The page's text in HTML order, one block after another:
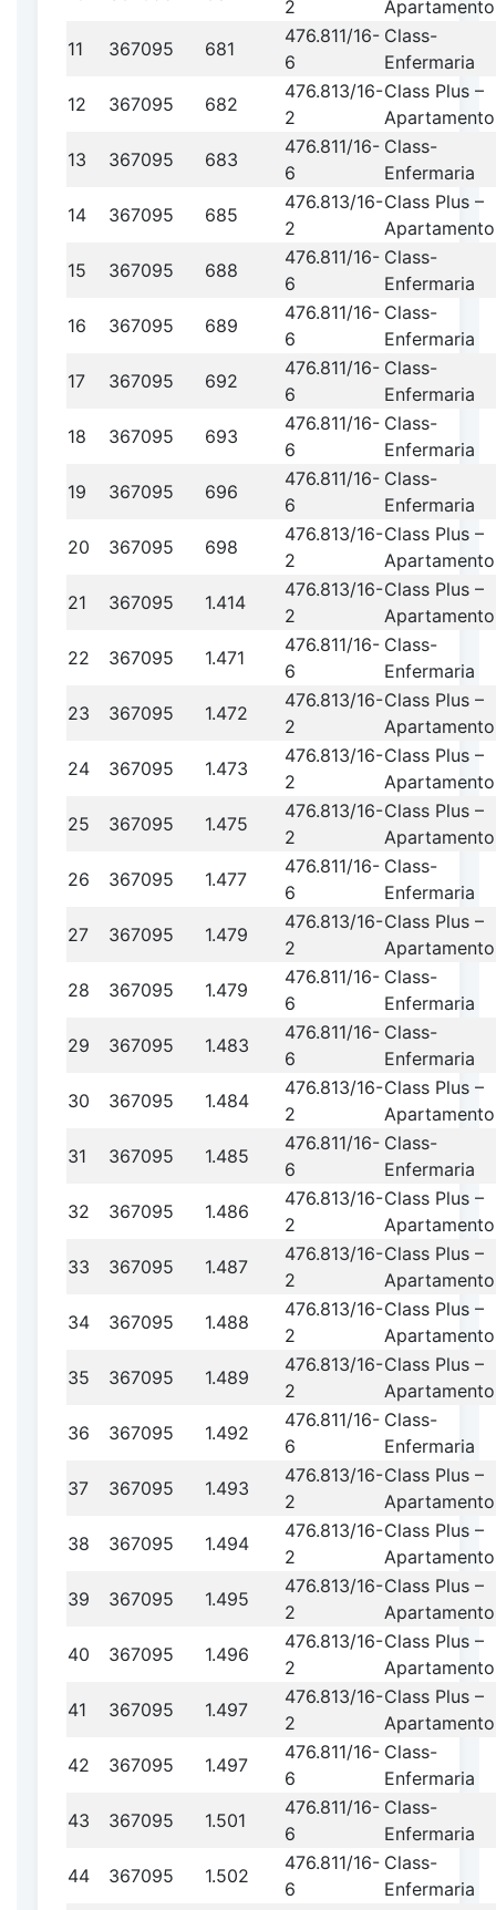
2
Apartamento
11
367095 681
476.811/16-
6
Class-
Enfermaria
12
367095 682
476.813/16-
2
Class Plus –
Apartamento
13
367095 683
476.811/16-
6
Class-
Enfermaria
14
367095 685
476.813/16-
2
Class Plus –
Apartamento
15
367095 688
476.811/16-
6
Class-
Enfermaria
16
367095 689
476.811/16-
6
Class-
Enfermaria
17
367095 692
476.811/16-
6
Class-
Enfermaria
18
367095 693
476.811/16-
6
Class-
Enfermaria
19
367095 696
476.811/16-
6
Class-
Enfermaria
20
367095 698
476.813/16-
2
Class Plus –
Apartamento
21
367095 1.414
476.813/16-
2
Class Plus –
Apartamento
22
367095 1.471
476.811/16-
6
Class-
Enfermaria
23
367095 1.472
476.813/16-
2
Class Plus –
Apartamento
24
367095 1.473
476.813/16-
2
Class Plus –
Apartamento
25
367095 1.475
476.813/16-
2
Class Plus –
Apartamento
26
367095 1.477
476.811/16-
6
Class-
Enfermaria
27
367095 1.479
476.813/16-
2
Class Plus –
Apartamento
28
367095 1.479
476.811/16-
6
Class-
Enfermaria
29
367095 1.483
476.811/16-
6
Class-
Enfermaria
30
367095 1.484
476.813/16-
2
Class Plus –
Apartamento
31
367095 1.485
476.811/16-
6
Class-
Enfermaria
32
367095 1.486
476.813/16-
2
Class Plus –
Apartamento
33
367095 1.487
476.813/16-
2
Class Plus –
Apartamento
34
367095 1.488
476.813/16-
2
Class Plus –
Apartamento
35
367095 1.489
476.813/16-
2
Class Plus –
Apartamento
36
367095 1.492
476.811/16-
6
Class-
Enfermaria
37
367095 1.493
476.813/16-
2
Class Plus –
Apartamento
38
367095 1.494
476.813/16-
2
Class Plus –
Apartamento
39
367095 1.495
476.813/16-
2
Class Plus –
Apartamento
40
367095 1.496
476.813/16-
2
Class Plus –
Apartamento
41
367095 1.497
476.813/16-
2
Class Plus –
Apartamento
42
367095 1.497
476.811/16-
6
Class-
Enfermaria
43
367095 1.501
476.811/16-
6
Class-
Enfermaria
44
367095 1.502
476.811/16-
6
Class-
Enfermaria